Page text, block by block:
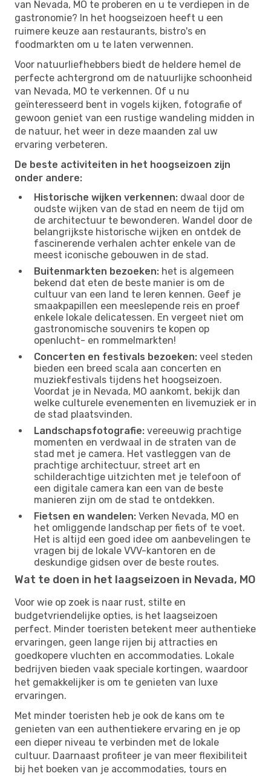
van Nevada, MO te proberen en u te verdiepen in de
gastronomie? In het hoogseizoen heeft u een
ruimere keuze aan restaurants, bistro's en
foodmarkten om u te laten verwennen.
Voor natuurliefhebbers biedt de heldere hemel de
perfecte achtergrond om de natuurlijke schoonheid
van Nevada, MO te verkennen. Of u nu
geïnteresseerd bent in vogels kijken, fotografie of
gewoon geniet van een rustige wandeling midden in
de natuur, het weer in deze maanden zal uw
ervaring verbeteren.
De beste activiteiten in het hoogseizoen zijn
onder andere:
Historische wijken verkennen: dwaal door de
oudste wijken van de stad en neem de tijd om
de architectuur te bewonderen. Wandel door de
belangrijkste historische wijken en ontdek de
fascinerende verhalen achter enkele van de
meest iconische gebouwen in de stad.
Buitenmarkten bezoeken: het is algemeen
bekend dat eten de beste manier is om de
cultuur van een land te leren kennen. Geef je
smaakpapillen een meeslepende reis en proef
enkele lokale delicatessen. En vergeet niet om
gastronomische souvenirs te kopen op
openlucht- en rommelmarkten!
Concerten en festivals bezoeken: veel steden
bieden een breed scala aan concerten en
muziekfestivals tijdens het hoogseizoen.
Voordat je in Nevada, MO aankomt, bekijk dan
welke culturele evenementen en livemuziek er in
de stad plaatsvinden.
Landschapsfotografie: vereeuwig prachtige
momenten en verdwaal in de straten van de
stad met je camera. Het vastleggen van de
prachtige architectuur, street art en
schilderachtige uitzichten met je telefoon of
een digitale camera kan een van de beste
manieren zijn om de stad te ontdekken.
Fietsen en wandelen: Verken Nevada, MO en
het omliggende landschap per fiets of te voet.
Het is altijd een goed idee om aanbevelingen te
vragen bij de lokale VVV-kantoren en de
deskundige gidsen over de beste routes.
Wat te doen in het laagseizoen in Nevada, MO
Voor wie op zoek is naar rust, stilte en
budgetvriendelijke opties, is het laagseizoen
perfect. Minder toeristen betekent meer authentieke
ervaringen, geen lange rijen bij attracties en
goedkopere vluchten en accommodaties. Lokale
bedrijven bieden vaak speciale kortingen, waardoor
het gemakkelijker is om te genieten van luxe
ervaringen.
Met minder toeristen heb je ook de kans om te
genieten van een authentiekere ervaring en je op
een dieper niveau te verbinden met de lokale
cultuur. Daarnaast profiteer je van meer flexibiliteit
bij het boeken van je accommodaties, tours en